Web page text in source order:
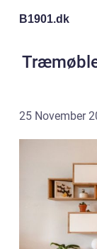
B1901.dk
25 November